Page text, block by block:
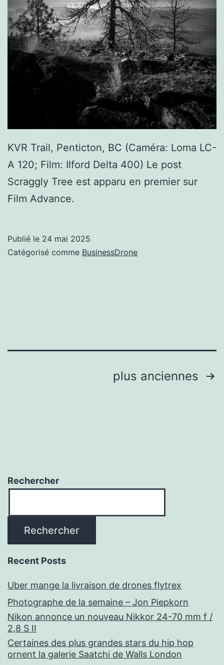
KVR Trail, Penticton, BC (Caméra: Loma LC-
A 120; Film: Ilford Delta 400) Le post
Scraggly Tree est apparu en premier sur
Film Advance.
Publié le 24 mai 2025
Catégorisé comme BusinessDrone
plus anciennes
Rechercher
Rechercher
Recent Posts
Uber mange la livraison de drones flytrex
Photographe de la semaine – Jon Piepkorn
Nikon annonce un nouveau Nikkor 24-70 mm f /
2,8 S II
Certaines des plus grandes stars du hip hop
ornent la galerie Saatchi de Walls London